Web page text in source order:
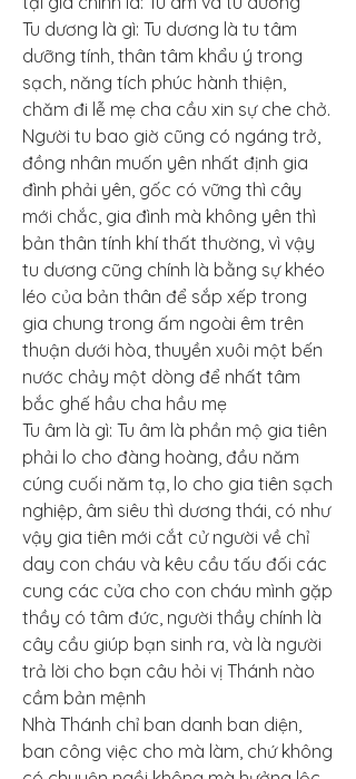
Tu dương là gì: Tu dương là tu tâm
dưỡng tính, thân tâm khẩu ý trong
sạch, năng tích phúc hành thiện,
chăm đi lễ mẹ cha cầu xin sự che chở.
Người tu bao giờ cũng có ngáng trở,
đồng nhân muốn yên nhất định gia
đình phải yên, gốc có vững thì cây
mới chắc, gia đình mà không yên thì
bản thân tính khí thất thường, vì vậy
tu dương cũng chính là bằng sự khéo
léo của bản thân để sắp xếp trong
gia chung trong ấm ngoài êm trên
thuận dưới hòa, thuyền xuôi một bến
nước chảy một dòng để nhất tâm
bắc ghế hầu cha hầu mẹ
Tu âm là gì: Tu âm là phần mộ gia tiên
phải lo cho đàng hoàng, đầu năm
cúng cuối năm tạ, lo cho gia tiên sạch
nghiệp, âm siêu thì dương thái, có như
vậy gia tiên mới cắt cử người về chỉ
day con cháu và kêu cầu tấu đối các
cung các cửa cho con cháu mình gặp
thầy có tâm đức, người thầy chính là
cây cầu giúp bạn sinh ra, và là người
trả lời cho bạn câu hỏi vị Thánh nào
cầm bản mệnh
Nhà Thánh chỉ ban danh ban diện,
ban công việc cho mà làm, chứ không